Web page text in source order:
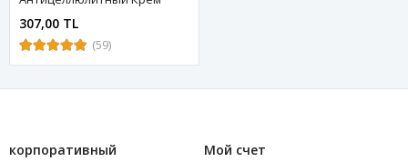
307,00 TL
(59)
корпоративный Мой счет